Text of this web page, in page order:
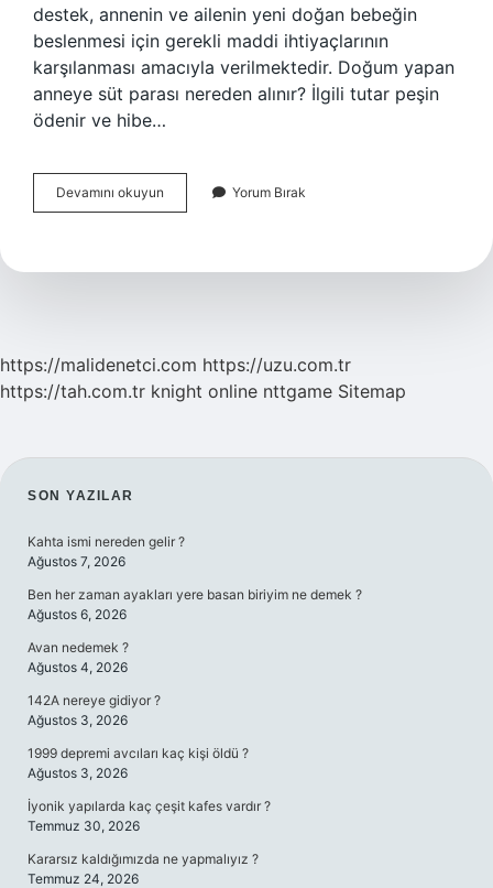
destek, annenin ve ailenin yeni doğan bebeğin
beslenmesi için gerekli maddi ihtiyaçlarının
karşılanması amacıyla verilmektedir. Doğum yapan
anneye süt parası nereden alınır? İlgili tutar peşin
ödenir ve hibe…
Devamını okuyun
Parası
Nasıl
Yorum Bırak
https://malidenetci.com https://uzu.com.tr
https://tah.com.tr knight online nttgame Sitemap
SIDEBAR
SON YAZILAR
Kahta ismi nereden gelir ?
Ağustos 7, 2026
Ben her zaman ayakları yere basan biriyim ne demek ?
Ağustos 6, 2026
Avan nedemek ?
Ağustos 4, 2026
142A nereye gidiyor ?
Ağustos 3, 2026
1999 depremi avcıları kaç kişi öldü ?
Ağustos 3, 2026
İyonik yapılarda kaç çeşit kafes vardır ?
Temmuz 30, 2026
Kararsız kaldığımızda ne yapmalıyız ?
Temmuz 24, 2026